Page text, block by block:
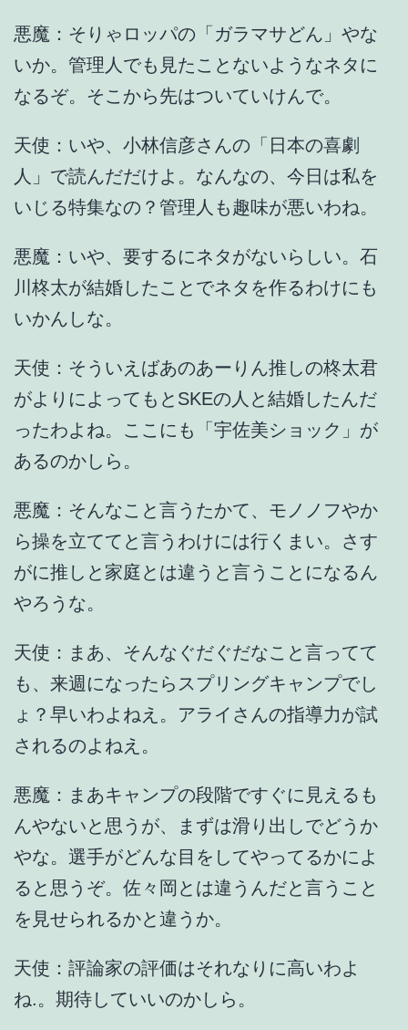
悪魔：そりゃロッパの「ガラマサどん」やな
いか。管理人でも見たことないようなネタに
なるぞ。そこから先はついていけんで。
天使：いや、小林信彦さんの「日本の喜劇
人」で読んだだけよ。なんなの、今日は私を
いじる特集なの？管理人も趣味が悪いわね。
悪魔：いや、要するにネタがないらしい。石
川柊太が結婚したことでネタを作るわけにも
いかんしな。
天使：そういえばあのあーりん推しの柊太君
がよりによってもとSKEの人と結婚したんだ
ったわよね。ここにも「宇佐美ショック」が
あるのかしら。
悪魔：そんなこと言うたかて、モノノフやか
ら操を立ててと言うわけには行くまい。さす
がに推しと家庭とは違うと言うことになるん
やろうな。
天使：まあ、そんなぐだぐだなこと言ってて
も、来週になったらスプリングキャンプでし
ょ？早いわよねえ。アライさんの指導力が試
されるのよねえ。
悪魔：まあキャンプの段階ですぐに見えるも
んやないと思うが、まずは滑り出しでどうか
やな。選手がどんな目をしてやってるかによ
ると思うぞ。佐々岡とは違うんだと言うこと
を見せられるかと違うか。
天使：評論家の評価はそれなりに高いわよ
ね.。期待していいのかしら。